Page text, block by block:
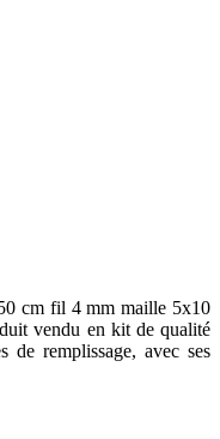
cm fil 4 mm maille 5x10
vendu en kit de qualité
de remplissage, avec ses